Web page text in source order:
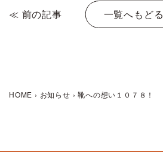
≪ 前の記事 一覧へもどる
HOME › お知らせ › 靴への想い１０７８！